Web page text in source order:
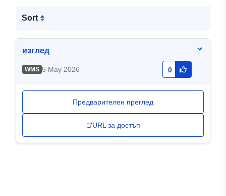
Sort
изглед
WMS 5 May 2026 0
Предварителен преглед
URL за достъп